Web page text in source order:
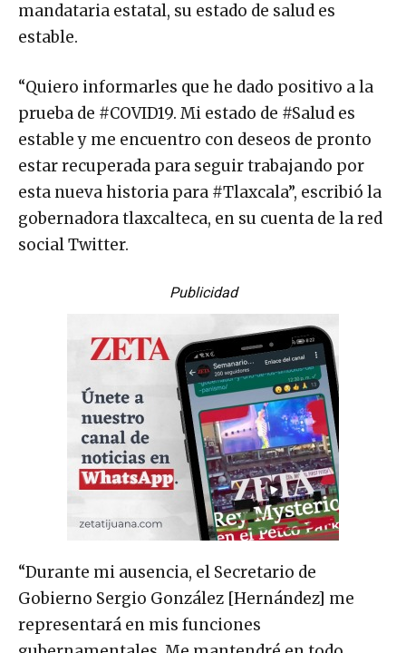
mandataria estatal, su estado de salud es
estable.
“Quiero informarles que he dado positivo a la
prueba de #COVID19. Mi estado de #Salud es
estable y me encuentro con deseos de pronto
estar recuperada para seguir trabajando por
esta nueva historia para #Tlaxcala”, escribió la
gobernadora tlaxcalteca, en su cuenta de la red
social Twitter.
Publicidad
“Durante mi ausencia, el Secretario de
Gobierno Sergio González [Hernández] me
representará en mis funciones